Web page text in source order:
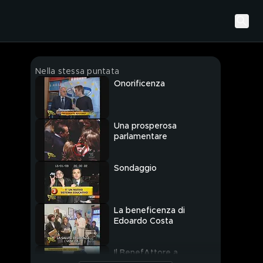
Nella stessa puntata
Onorificenza
Una prosperosa
parlamentare
Sondaggio
La beneficenza di
Edoardo Costa
Il BenefAttore a